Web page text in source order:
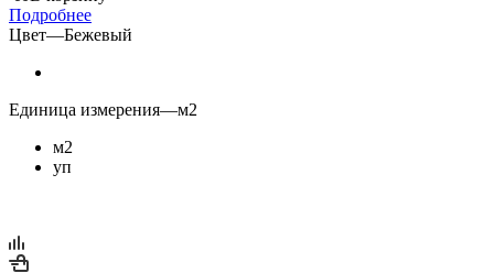
Подробнее
Цвет—Бежевый
Единица измерения—м2
м2
уп